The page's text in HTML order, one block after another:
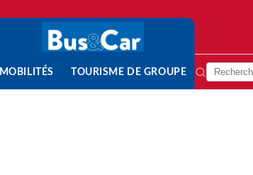
MOBILITÉS TOURISME DE GROUPE